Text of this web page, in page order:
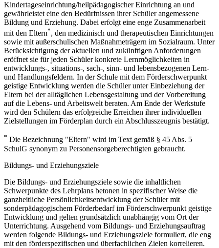
Kindertageseinrichtung/heilpädagogischer Einrichtung an und
gewährleistet eine den Bedürfnissen ihrer Schüler angemessene
Bildung und Erziehung. Dabei erfolgt eine enge Zusammenarbeit
mit den Eltern*, den medizinisch und therapeutischen Einrichtungen
sowie mit außerschulischen Maßnahmeträgern im Sozialraum. Unter
Berücksichtigung der aktuellen und zukünftigen Anforderungen
eröffnet sie für jeden Schüler konkrete Lernmöglichkeiten in
entwicklungs-, situations-, sach-, sinn- und lebensbezogenen Lern-
und Handlungsfeldern. In der Schule mit dem Förderschwerpunkt
geistige Entwicklung werden die Schüler unter Einbeziehung der
Eltern bei der alltäglichen Lebensgestaltung und der Vorbereitung
auf die Lebens- und Arbeitswelt beraten. Am Ende der Werkstufe
wird den Schülern das erfolgreiche Erreichen ihrer individuellen
Zielstellungen im Förderplan durch ein Abschlusszeugnis bestätigt.
* Die Bezeichnung "Eltern" wird im Text gemäß § 45 Abs. 5
SchulG synonym zu Personensorgeberechtigten gebraucht.
Bildungs- und Erziehungsziele
Die Bildungs- und Erziehungsziele sowie die inhaltlichen
Schwerpunkte des Lehrplans betonen in spezifischer Weise die
ganzheitliche Persönlichkeitsentwicklung der Schüler mit
sonderpädagogischem Förderbedarf im Förderschwerpunkt geistige
Entwicklung und gelten grundsätzlich unabhängig vom Ort der
Unterrichtung. Ausgehend vom Bildungs- und Erziehungsauftrag
werden folgende Bildungs- und Erziehungsziele formuliert, die eng
mit den förderspezifischen und überfachlichen Zielen korrelieren.